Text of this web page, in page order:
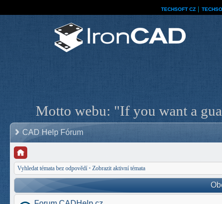
TECHSOFT CZ
Motto webu: "If you want a
CAD Help Fórum
Vyhledat témata bez odpovědí • Zobrazit aktivní témata